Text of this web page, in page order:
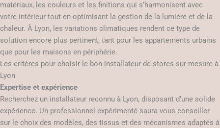
matériaux, les couleurs et les finitions qui s’harmonisent avec
votre intérieur tout en optimisant la gestion de la lumière et de la
chaleur. À Lyon, les variations climatiques rendent ce type de
solution encore plus pertinent, tant pour les appartements urbains
que pour les maisons en périphérie.
Les critères pour choisir le bon installateur de stores sur-mesure à
Lyon
Expertise et expérience
Recherchez un installateur reconnu à Lyon, disposant d’une solide
expérience. Un professionnel expérimenté saura vous conseiller
sur le choix des modèles, des tissus et des mécanismes adaptés à